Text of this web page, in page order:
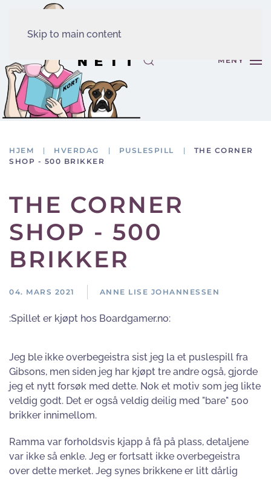
Skip to main content
MENY
HJEM HVERDAG PUSLESPILL
THE CORNER
SHOP - 500 BRIKKER
THE CORNER
SHOP - 500
BRIKKER
04. MARS 2021 ANNE LISE JOHANNESSEN
:Spillet er kjøpt hos Boardgamer.no:
Jeg ble ikke overbegeistra sist jeg la et puslespill fra
Gibsons, men siden jeg har kjøpt tre andre også, gjorde
jeg et nytt forsøk med dette. Nok et motiv som jeg likte
veldig godt. Det er også veldig deilig med "bare" 500
brikker innimellom.
Ramma var forholdsvis kjapp å få på plass, detaljene
var ikke så enkle. Jeg er fortsatt ikke overbegeistra
over dette merket. Jeg synes brikkene er litt dårlig